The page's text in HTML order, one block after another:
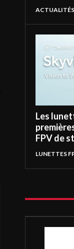
Les
FPV de
LUNETTES